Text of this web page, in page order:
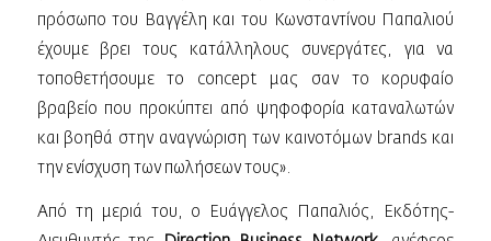
πρόσωπο του Βαγγέλη και του Κωνσταντίνου Παπαλιού
έχουμε βρει τους κατάλληλους συνεργάτες, για να
τοποθετήσουμε το concept μας σαν το κορυφαίο
βραβείο που προκύπτει από ψηφοφορία καταναλωτών
και βοηθά στην αναγνώριση των καινοτόμων brands και
την ενίσχυση των πωλήσεων τους».
Από τη μεριά του, ο Ευάγγελος Παπαλιός, Εκδότης-